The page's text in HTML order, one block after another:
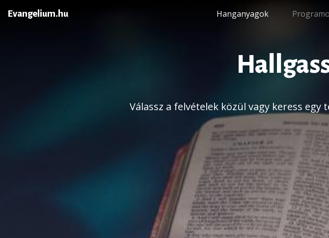
Evangelium.hu Hanganyagok
Válassz a felvételek közül vagy keress